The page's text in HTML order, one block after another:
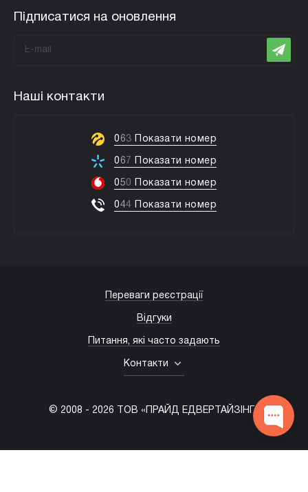
Підписатися на оновлення
Наші контакти
063 Показати номер
06 7 Показати номер
050 Показати номер
044 Показати номер
© 2008 - 2026 ТОВ «ПРАЙД ЕДВЕРТАЙЗІНГ»
Переваги реєстрації
Відгуки
Питання, які часто задають
Контакти
(067) 203-22-50